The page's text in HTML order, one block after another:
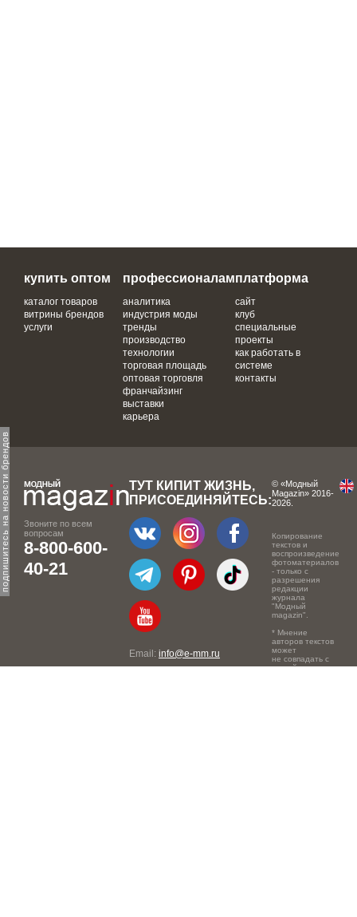
подпишитесь на новости брендов
купить оптом
каталог товаров
витрины брендов
услуги
профессионалам
аналитика
индустрия моды
тренды
производство
технологии
торговая площадь
оптовая торговля
франчайзинг
выставки
карьера
платформа
сайт
клуб
специальные
проекты
как работать в
системе
контакты
Звоните по всем
вопросам
8-800-600-
40-21
ТУТ КИПИТ ЖИЗНЬ,
ПРИСОЕДИНЯЙТЕСЬ:
Email: info@e-mm.ru
© «Модный
Magazin» 2016-
2026.
Копирование
текстов и
воспроизведение
фотоматериалов
- только с
разрешения
редакции
журнала
"Модный
magazin".
* Мнение
авторов текстов
может
не совпадать с
точкой зрения